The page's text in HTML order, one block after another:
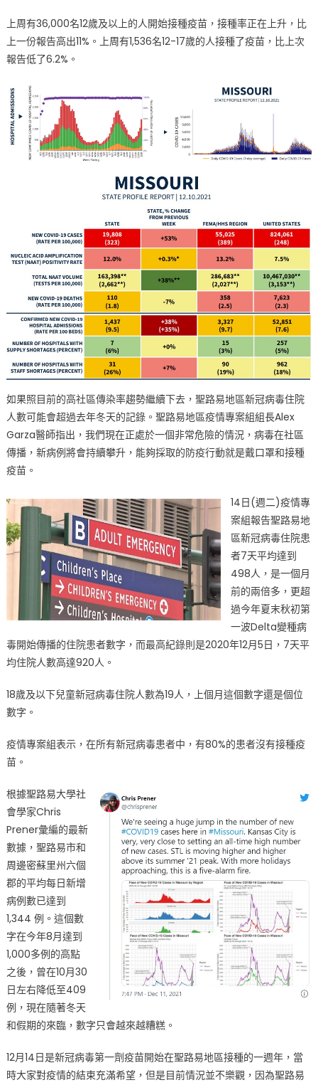
上周有36,000名12歲及以上的人開始接種疫苗，接種率正在上升，比
上一份報告高出11%。上周有1,536名12-17歲的人接種了疫苗，比上次
報告低了6.2%。
如果照目前的高社區傳染率趨勢繼續下去，聖路易地區新冠病毒住院
人數可能會超過去年冬天的記錄。聖路易地區疫情專案組組長Alex
Garza醫師指出，我們現在正處於一個非常危險的情況，病毒在社區
傳播，新病例將會持續攀升，能夠採取的防疫行動就是戴口罩和接種
疫苗。
14日(週二)疫情專
案組報告聖路易地
區新冠病毒住院患
者7天平均達到
498人，是一個月
前的兩倍多，更超
過今年夏末秋初第
一波Delta變種病
毒開始傳播的住院患者數字，而最高紀錄則是2020年12月5日，7天平
均住院人數高達920人。
18歲及以下兒童新冠病毒住院人數為19人，上個月這個數字還是個位
數字。
疫情專案組表示，在所有新冠病毒患者中，有80%的患者沒有接種疫
苗。
根據聖路易大學社
會學家Chris
Prener彙編的最新
數據，聖路易市和
周邊密蘇里州六個
郡的平均每日新增
病例數已達到
1,344 例。這個數
字在今年8月達到
1,000多例的高點
之後，曾在10月30
日左右降低至409
例，現在隨著冬天
和假期的來臨，數字只會越來越糟糕。
12月14日是新冠病毒第一劑疫苗開始在聖路易地區接種的一週年，當
時大家對疫情的結束充滿希望，但是目前情況並不樂觀，因為聖路易